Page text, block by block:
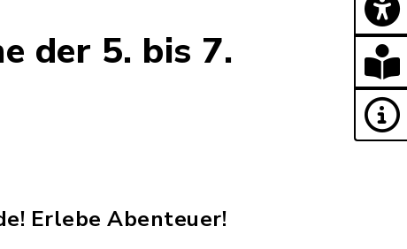
der 5. bis 7.
Erlebe Abenteuer!